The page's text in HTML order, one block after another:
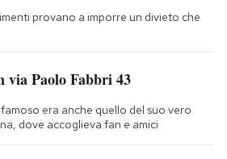
provano a imporre un divieto che
via Paolo Fabbri 43
era anche quello del suo vero
dove accoglieva fan e amici